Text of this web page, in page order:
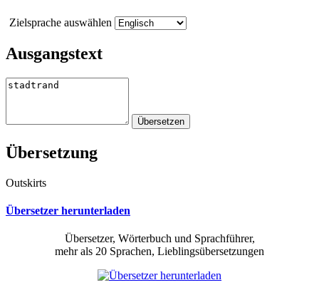
Zielsprache auswählen
Ausgangstext
Übersetzung
Outskirts
Übersetzer herunterladen
Übersetzer, Wörterbuch und Sprachführer,
mehr als 20 Sprachen, Lieblingsübersetzungen